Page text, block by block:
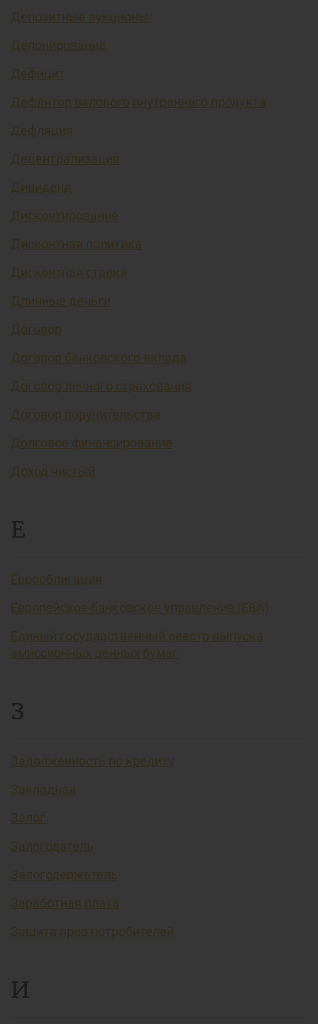
Депозитные аукционы
Депонирование
Дефицит
Дефлятор валового внутреннего продукта
Дефляция
Децентрализация
Дивиденд
Дисконтирование
Дисконтная политика
Дисконтная ставка
Длинные деньги
Договор
Договор банковского вклада
Договор личного страхования
Договор поручительства
Долговое финансирование
Доход чистый
Е
Еврооблигация
Европейское банковское управление (EBA)
Единый государственный реестр выпуска
эмиссионных ценных бумаг
З
Задолженность по кредиту
Закладная
Залог
Залогодатель
Залогодержатель
Заработная плата
Защита прав потребителей
И